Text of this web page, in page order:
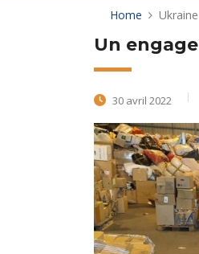
Home Ukraine
Un
30 avril 2022